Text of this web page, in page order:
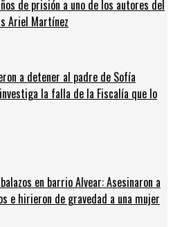
de prisión a uno de los autores del
Ariel Martínez
a detener al padre de Sofía
la falla de la Fiscalía que lo
en barrio Alvear: Asesinaron a
e hirieron de gravedad a una mujer